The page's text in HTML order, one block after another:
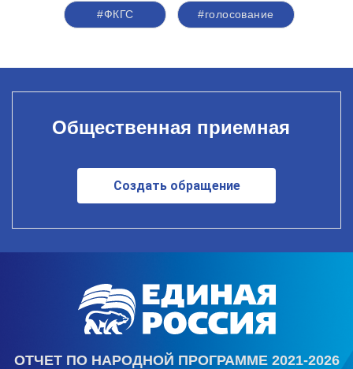
#ФКГС #голосование
Общественная приемная
Создать обращение
ОТЧЕТ ПО НАРОДНОЙ ПРОГРАММЕ 2021-2026